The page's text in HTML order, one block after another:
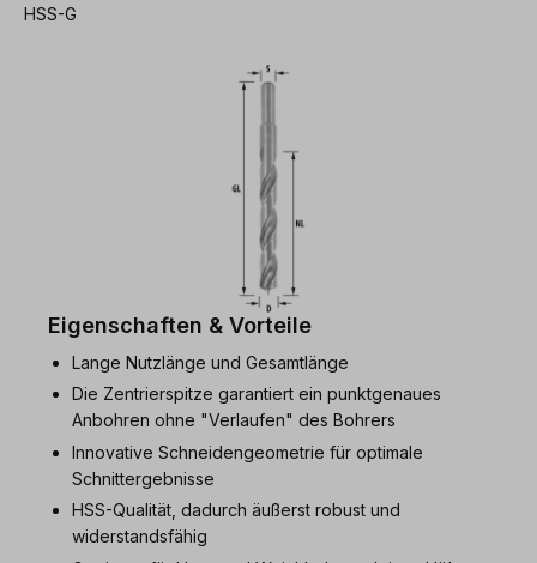
HSS-G
Eigenschaften & Vorteile
Lange Nutzlänge und Gesamtlänge
Die Zentrierspitze garantiert ein punktgenaues
Anbohren ohne "Verlaufen" des Bohrers
Innovative Schneidengeometrie für optimale
Schnittergebnisse
HSS-Qualität, dadurch äußerst robust und
widerstandsfähig